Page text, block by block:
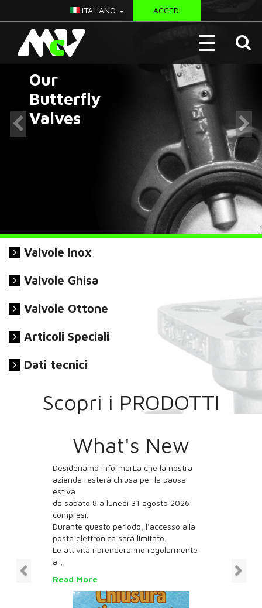
ITALIANO ACCEDI
Toggle
navigation
Our
Butterfly
Valves
Valvole Inox
Valvole Ghisa
Valvole Ottone
Articoli Speciali
Dati tecnici
Scopri i PRODOTTI
What's New
Desideriamo informarLa che la nostra
azienda resterà chiusa per la pausa
estiva
da sabato 8 a lunedì 31 agosto 2026
compresi.
Durante questo periodo, l’accesso alla
posta elettronica sarà limitato.
Le attività riprenderanno regolarmente
a...
Read More